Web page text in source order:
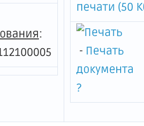
:
печати (50
- Печать
документа
?